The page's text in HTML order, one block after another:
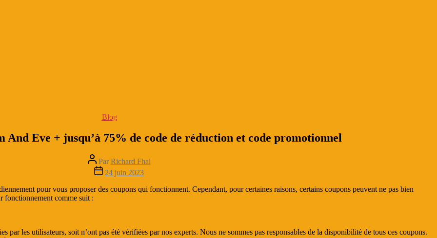
Catégories
Blog
And Eve + jusqu’à 75% de code de réduction et code promotionnel
Auteur
de
l’article
ParRichard Fhal
Date
l’article
24 juin 2023
pour vous proposer des coupons qui fonctionnent. Cependant, pour certaines raisons, certains coupons peuvent ne pas bien
fonctionnement comme suit :
par les utilisateurs, soit n’ont pas été vérifiées par nos experts. Nous ne sommes pas responsables de la disponibilité de tous ces coupons.